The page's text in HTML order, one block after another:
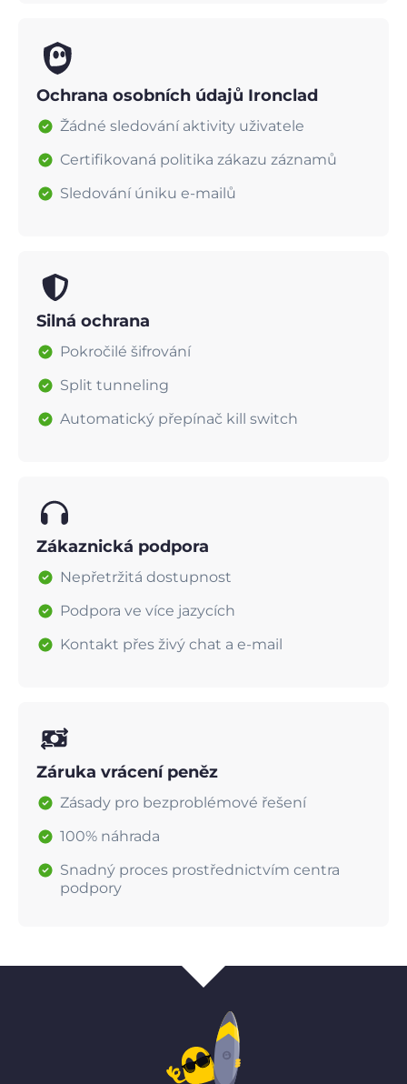
Ochrana osobních údajů Ironclad
Žádné sledování aktivity uživatele
Certifikovaná politika zákazu záznamů
Sledování úniku e-mailů
Silná ochrana
Pokročilé šifrování
Split tunneling
Automatický přepínač kill switch
Zákaznická podpora
Nepřetržitá dostupnost
Podpora ve více jazycích
Kontakt přes živý chat a e-mail
Záruka vrácení peněz
Zásady pro bezproblémové řešení
100% náhrada
Snadný proces prostřednictvím centra
podpory